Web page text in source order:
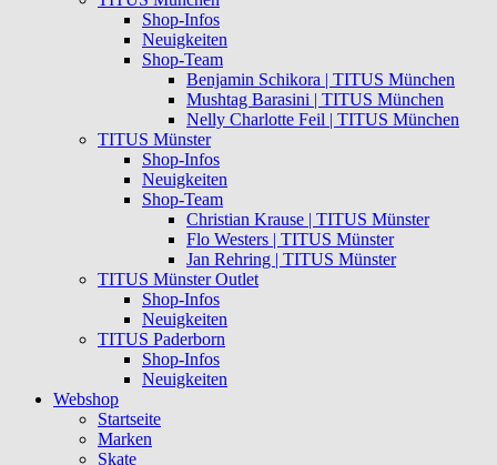
Shop-Infos
Neuigkeiten
Shop-Team
Benjamin Schikora | TITUS München
Mushtag Barasini | TITUS München
Nelly Charlotte Feil | TITUS München
TITUS Münster
Shop-Infos
Neuigkeiten
Shop-Team
Christian Krause | TITUS Münster
Flo Westers | TITUS Münster
Jan Rehring | TITUS Münster
TITUS Münster Outlet
Shop-Infos
Neuigkeiten
TITUS Paderborn
Shop-Infos
Neuigkeiten
Webshop
Startseite
Marken
Skate